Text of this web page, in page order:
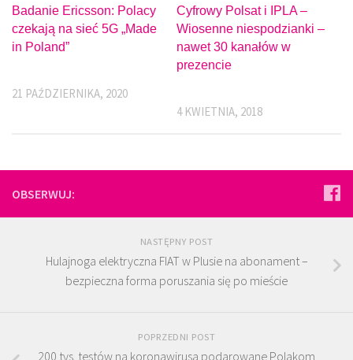
Badanie Ericsson: Polacy
czekają na sieć 5G „Made
in Poland”
21 PAŹDZIERNIKA, 2020
Cyfrowy Polsat i IPLA –
Wiosenne niespodzianki –
nawet 30 kanałów w
prezencie
4 KWIETNIA, 2018
OBSERWUJ:
NASTĘPNY POST
Hulajnoga elektryczna FIAT w Plusie na abonament –
bezpieczna forma poruszania się po mieście
POPRZEDNI POST
200 tys. testów na koronawirusa podarowane Polakom